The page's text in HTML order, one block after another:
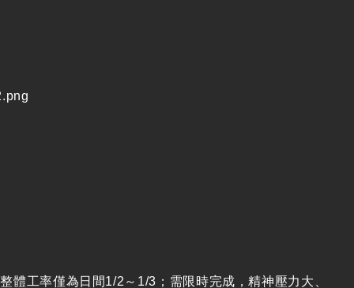
率僅為日間1/2～1/3；需限時完成，精神壓力大、